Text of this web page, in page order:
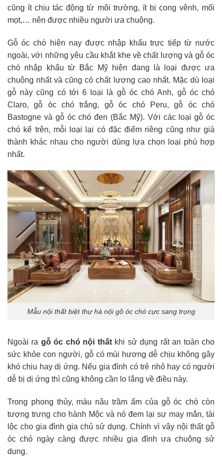
cũng ít chịu tác động từ môi trường, ít bị cong vênh, mối
mọt,… nên được nhiều người ưa chuộng.
Gỗ óc chó hiện nay được nhập khẩu trực tiếp từ nước
ngoài, với những yêu cầu khắt khe về chất lượng và gỗ óc
chó nhập khẩu từ Bắc Mỹ hiện đang là loại được ưa
chuộng nhất và cũng có chất lượng cao nhất. Mặc dù loại
gỗ này cũng có tới 6 loại là gỗ óc chó Anh, gỗ óc chó
Claro, gỗ óc chó trắng, gỗ óc chó Peru, gỗ óc chó
Bastogne và gỗ óc chó đen (Bắc Mỹ). Với các loại gỗ óc
chó kể trên, mỗi loại lại có đặc điểm riêng cũng như giá
thành khác nhau cho người dùng lựa chọn loại phù hợp
nhất.
Mẫu nội thất biệt thự hà nội gõ óc chó cực sang trọng
Ngoài ra gỗ óc chó nội thất khi sử dụng rất an toàn cho
sức khỏe con người, gỗ có mùi hương dễ chịu không gây
khó chịu hay dị ứng. Nếu gia đình có trẻ nhỏ hay có người
dễ bị dị ứng thì cũng không cần lo lắng về điều này.
Trong phong thủy, màu nâu trầm ấm của gỗ óc chó còn
tượng trưng cho hành Mộc và nó đem lại sự may mắn, tài
lộc cho gia đình gia chủ sử dụng. Chính vì vậy nội thất gỗ
óc chó ngày càng được nhiều gia đình ưa chuộng sử
dụng.